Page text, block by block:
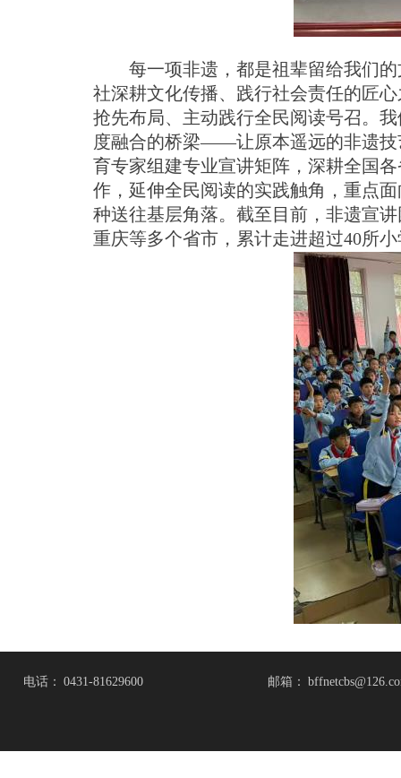
每一项非遗，都是祖辈留给我们
社深耕文化传播、践行社会责任的匠
抢先布局、主动践行全民阅读号召。
度融合的桥梁——让原本遥远的非遗
育专家组建专业宣讲矩阵，深耕全国各
作，延伸全民阅读的实践触角，重点
种送往基层角落。截至目前，非遗宣
重庆等多个省市，累计走进超过40所
电话： 0431-81629600 邮箱：